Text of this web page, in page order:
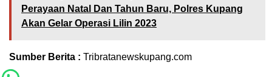
Perayaan Natal Dan Tahun Baru, Polres Kupang
Akan Gelar Operasi Lilin 2023
Sumber Berita : Tribratanewskupang.com